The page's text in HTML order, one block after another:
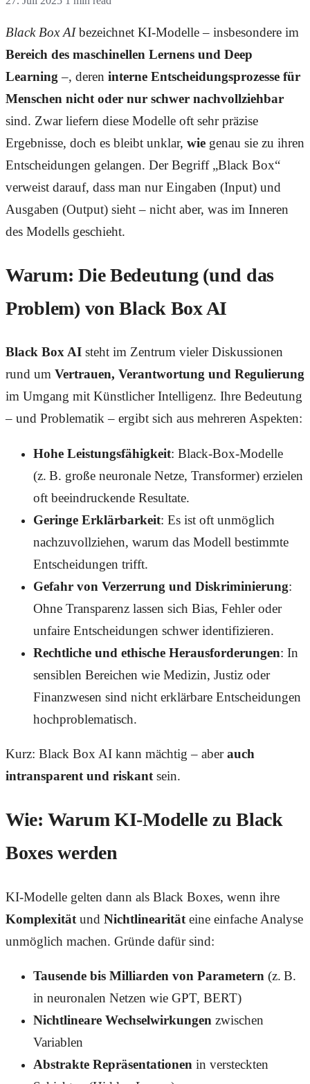
Black Box AIbezeichnet KI-Modelle – insbesondere im
Bereich des maschinellen Lernens und Deep
Learning –, deren interne Entscheidungsprozesse für
Menschen nicht oder nur schwer nachvollziehbar
sind. Zwar liefern diese Modelle oft sehr präzise
Ergebnisse, doch es bleibt unklar, wie genau sie zu ihren
Entscheidungen gelangen. Der Begriff „Black Box“
verweist darauf, dass man nur Eingaben (Input) und
Ausgaben (Output) sieht – nicht aber, was im Inneren
des Modells geschieht.
Warum: Die Bedeutung (und das
Problem) von Black Box AI
Black Box AI steht im Zentrum vieler Diskussionen
rund um Vertrauen, Verantwortung und Regulierung
im Umgang mit Künstlicher Intelligenz. Ihre Bedeutung
– und Problematik – ergibt sich aus mehreren Aspekten:
Hohe Leistungsfähigkeit: Black-Box-Modelle
(z. B. große neuronale Netze, Transformer) erzielen
oft beeindruckende Resultate.
Geringe Erklärbarkeit: Es ist oft unmöglich
nachzuvollziehen, warum das Modell bestimmte
Entscheidungen trifft.
Gefahr von Verzerrung und Diskriminierung:
Ohne Transparenz lassen sich Bias, Fehler oder
unfaire Entscheidungen schwer identifizieren.
Rechtliche und ethische Herausforderungen: In
sensiblen Bereichen wie Medizin, Justiz oder
Finanzwesen sind nicht erklärbare Entscheidungen
hochproblematisch.
Kurz: Black Box AI kann mächtig – aber auch
intransparent und riskantsein.
Wie: Warum KI-Modelle zu Black
Boxes werden
KI-Modelle gelten dann als Black Boxes, wenn ihre
Komplexität und Nichtlinearität eine einfache Analyse
unmöglich machen. Gründe dafür sind:
Tausende bis Milliarden von Parametern (z. B.
in neuronalen Netzen wie GPT, BERT)
Nichtlineare Wechselwirkungen zwischen
Variablen
Abstrakte Repräsentationen in versteckten